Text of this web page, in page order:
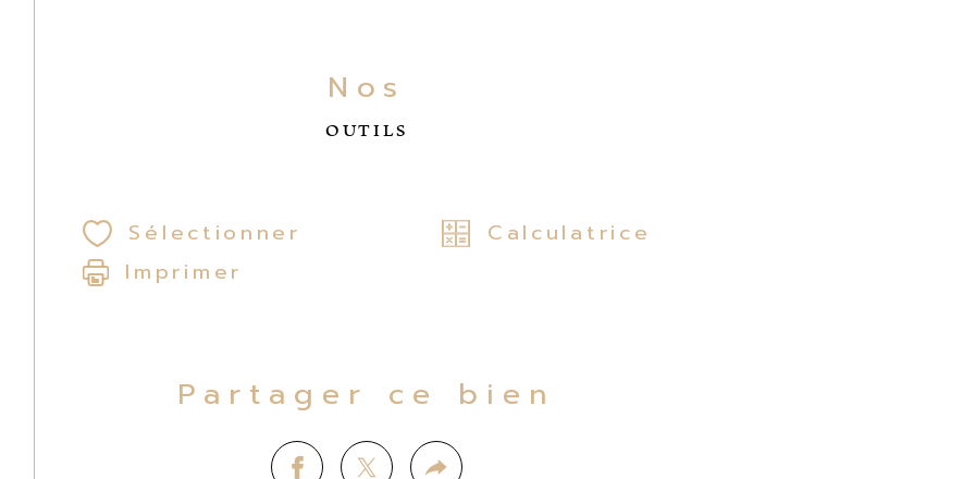
Nos
OUTILS
Sélectionner
Calculatrice
Imprimer
Partager ce bien